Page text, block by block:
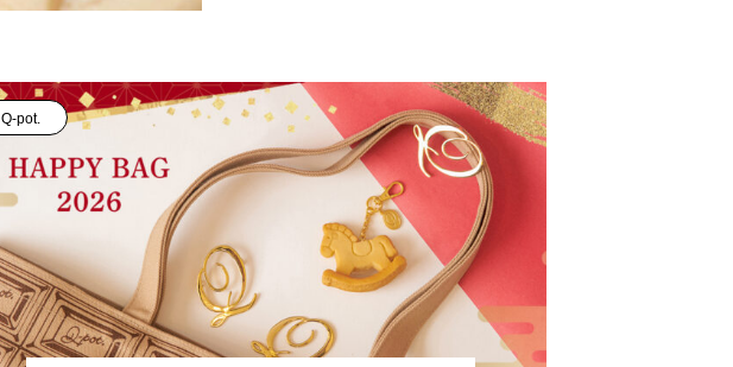
Q-pot.